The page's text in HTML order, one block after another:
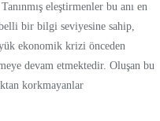
eleştirmenler bu anı en
bir bilgi seviyesine sahip,
ekonomik krizi önceden
devam etmektedir. Oluşan bu
korkmayanlar